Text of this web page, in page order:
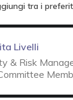
tra i
Livelli
& Risk